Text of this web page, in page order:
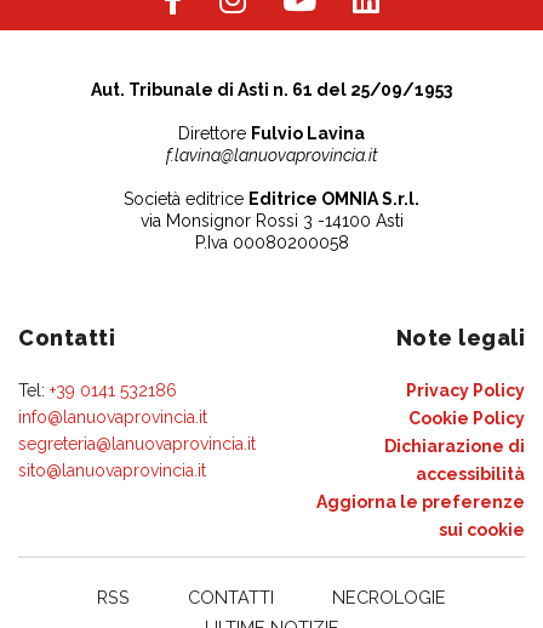
Aut. Tribunale di Asti n. 61 del 25/09/1953
Direttore Fulvio Lavina
f.lavina@lanuovaprovincia.it
Società editrice Editrice OMNIA S.r.l.
via Monsignor Rossi 3 -14100 Asti
P.Iva 00080200058
Contatti
Tel: +39 0141 532186
info@lanuovaprovincia.it
segreteria@lanuovaprovincia.it
sito@lanuovaprovincia.it
Note legali
Privacy Policy
Cookie Policy
Dichiarazione di
accessibilità
Aggiorna le preferenze
sui cookie
RSS CONTATTI
NECROLOGIE